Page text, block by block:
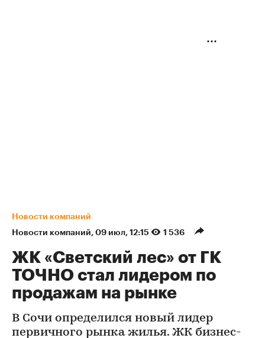
Новости компаний
Новости компаний⁠, 09 июл, 12:15 1 536
ЖК «Светский лес» от ГК
ТОЧНО стал лидером по
продажам на рынке
В Сочи определился новый лидер
первичного рынка жилья. ЖК бизнес-